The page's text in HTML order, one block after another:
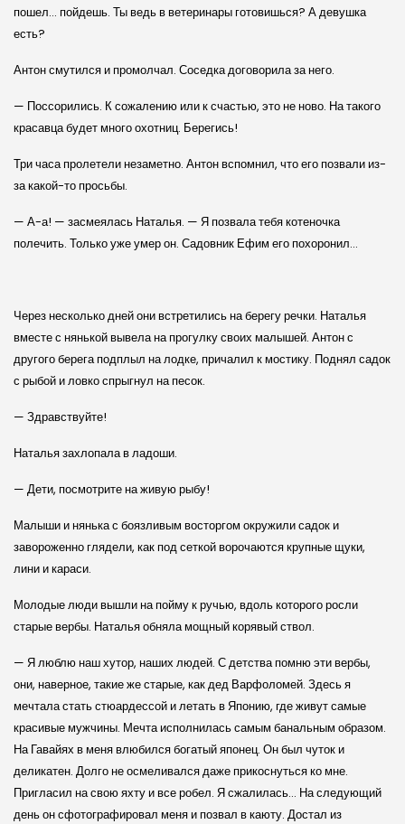
пошел… пойдешь. Ты ведь в ветеринары готовишься? А девушка
есть?
Антон смутился и промолчал. Соседка договорила за него.
— Поссорились. К сожалению или к счастью, это не ново. На такого
красавца будет много охотниц. Берегись!
Три часа пролетели незаметно. Антон вспомнил, что его позвали из-
за какой-то просьбы.
— А-а! — засмеялась Наталья. — Я позвала тебя котеночка
полечить. Только уже умер он. Садовник Ефим его похоронил…
Через несколько дней они встретились на берегу речки. Наталья
вместе с нянькой вывела на прогулку своих малышей. Антон с
другого берега подплыл на лодке, причалил к мостику. Поднял садок
с рыбой и ловко спрыгнул на песок.
— Здравствуйте!
Наталья захлопала в ладоши.
— Дети, посмотрите на живую рыбу!
Малыши и нянька с боязливым восторгом окружили садок и
завороженно глядели, как под сеткой ворочаются крупные щуки,
лини и караси.
Молодые люди вышли на пойму к ручью, вдоль которого росли
старые вербы. Наталья обняла мощный корявый ствол.
— Я люблю наш хутор, наших людей. С детства помню эти вербы,
они, наверное, такие же старые, как дед Варфоломей. Здесь я
мечтала стать стюардессой и летать в Японию, где живут самые
красивые мужчины. Мечта исполнилась самым банальным образом.
На Гавайях в меня влюбился богатый японец. Он был чуток и
деликатен. Долго не осмеливался даже прикоснуться ко мне.
Пригласил на свою яхту и все робел. Я сжалилась… На следующий
день он сфотографировал меня и позвал в каюту. Достал из